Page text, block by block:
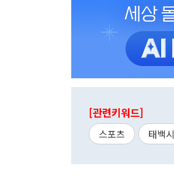
[관련키워드]
스포츠 태백시